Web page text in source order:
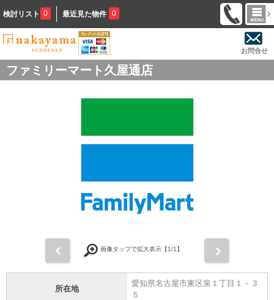
検討リスト 0 最近見た物件 0
お問合せ
ファミリーマート久屋通店
画像タップで拡大表示【1/1】
所在地
愛知県名古屋市東区泉１丁目１－３
５